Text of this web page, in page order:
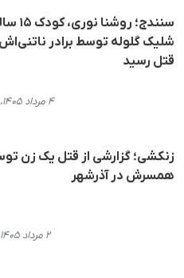
سنندج؛
شلیک گلوله توسط برادر
قتل رسید
۴ مرداد ۱۴۰۵، ۱۰:۲۳
زنکشی؛ گزارشی از قتل یک زن
همسرش در آذرشهر
۲ مرداد ۱۴۰۵، ۱۱:۲۳